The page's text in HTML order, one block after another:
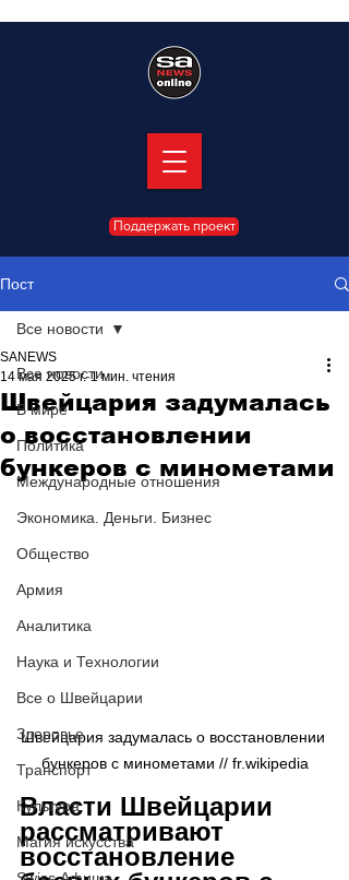
Поддержать проект
Пост
Все новости
В мире
Политика
Международные отношения
Экономика. Деньги. Бизнес
Общество
Армия
Аналитика
Наука и Технологии
Все о Швейцарии
Здоровье
Транспорт
Культура
Магия искусства
Все новости
Швейцария задумалась
о восстановлении
бункеров с минометами
SANEWS
14 мая 2025 г. 1 мин. чтения
Швейцария задумалась о восстановлении
бункеров с минометами // fr.wikipedia
Власти Швейцарии
рассматривают
восстановление